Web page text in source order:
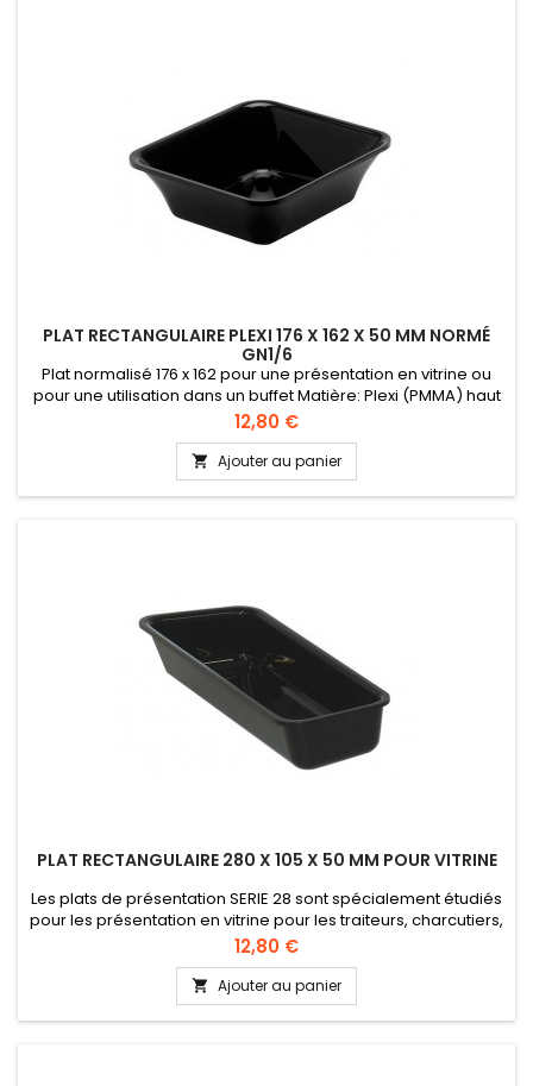
PLAT RECTANGULAIRE PLEXI 176 X 162 X 50 MM NORMÉ
GN1/6
Plat normalisé 176 x 162 pour une présentation en vitrine ou
pour une utilisation dans un buffet Matière: Plexi (PMMA) haut
de gamme certifié alimentaire Normé GN 1/6 Hauteur 50 mm
Prix
12,80 €
 Ajouter au panier
PLAT RECTANGULAIRE 280 X 105 X 50 MM POUR VITRINE
Les plats de présentation SERIE 28 sont spécialement étudiés
pour les présentation en vitrine pour les traiteurs, charcutiers,
boucherie, etc... Lavable en lave-vaisselle Plexi alimentaire
Hauteur 50 mm
Prix
12,80 €
 Ajouter au panier